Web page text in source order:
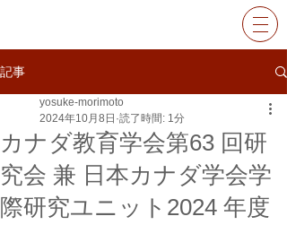
記事
カナダ教育学会第63 回研
究会 兼 日本カナダ学会学
際研究ユニット2024 年度
yosuke-morimoto
2024年10月8日 読了時間: 1分